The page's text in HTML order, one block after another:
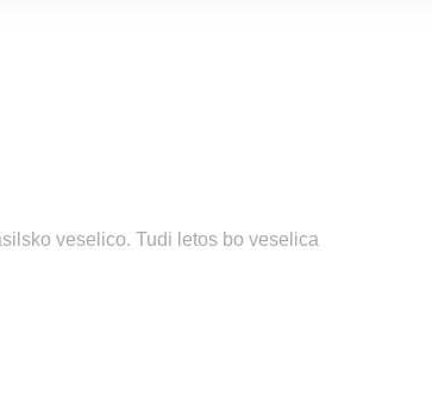
veselico. Tudi letos bo veselica